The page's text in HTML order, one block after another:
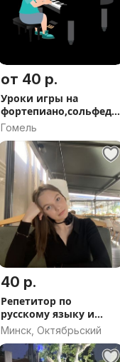
от 40 р.
Уроки игры на
фортепиано,сольфедж
ио
Гомель
40 р.
Репетитор по
русскому языку и
литературе
Минск, Октябрьский